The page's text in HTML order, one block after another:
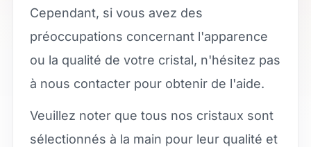
Cependant, si vous avez des
préoccupations concernant l'apparence
ou la qualité de votre cristal, n'hésitez pas
à nous contacter pour obtenir de l'aide.
Veuillez noter que tous nos cristaux sont
sélectionnés à la main pour leur qualité et